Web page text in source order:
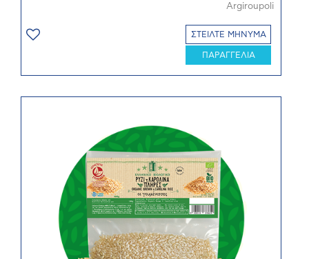
Argiroupoli
ΣΤΕΙΛΤΕ ΜΗΝΥΜΑ
ΠΑΡΑΓΓΕΛΙΑ